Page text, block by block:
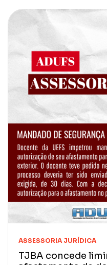
ASSESSORIA JURÍDICA
TJBA concede